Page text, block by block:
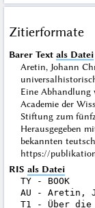
Zitierformate
Barer Text als Datei
Aretin, Johann
Eine Abhandlung
Academie der
Stiftung zum
Herausgegeben
bekannten
https://
RIS als Datei
TY - BOOK
AU - Aretin,
T1 - Über die